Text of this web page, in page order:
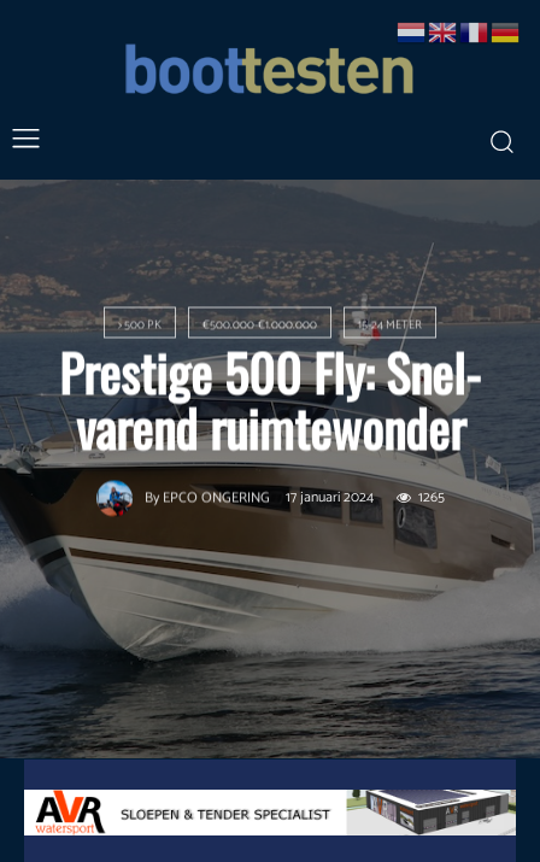
> 500 PK €500.000-€1.000.000 15-24 METER
Prestige 500 Fly: Snel-
varend ruimtewonder
By EPCO ONGERING 17 januari 2024 1265